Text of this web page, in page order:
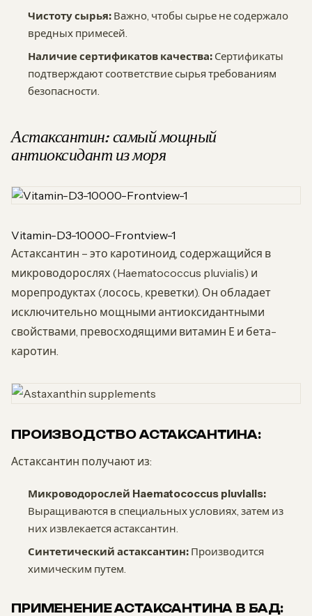
Чистоту сырья: Важно, чтобы сырье не содержало
вредных примесей.
Наличие сертификатов качества: Сертификаты
подтверждают соответствие сырья требованиям
безопасности.
Астаксантин: самый мощный
антиоксидант из моря
Vitamin-D3-10000-Frontview-1
Астаксантин – это каротиноид, содержащийся в
микроводорослях (Haematococcus pluvialis) и
морепродуктах (лосось, креветки). Он обладает
исключительно мощными антиоксидантными
свойствами, превосходящими витамин Е и бета-
каротин.
ПРОИЗВОДСТВО АСТАКСАНТИНА:
Астаксантин получают из:
Микроводорослей Haematococcus pluvialis:
Выращиваются в специальных условиях, затем из
них извлекается астаксантин.
Синтетический астаксантин: Производится
химическим путем.
ПРИМЕНЕНИЕ АСТАКСАНТИНА В БАД: